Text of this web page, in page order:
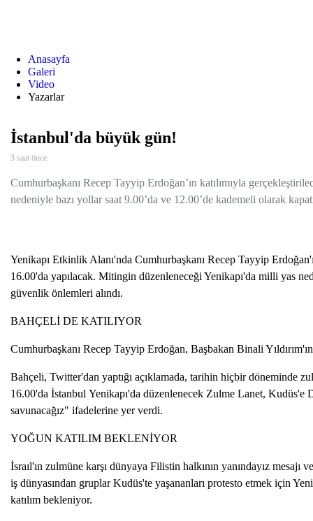
Anasayfa
Galeri
Video
Yazarlar
İstanbul'da büyük gün!
3 saat önce
Cumhurbaşkanı Recep Tayyip Erdoğan’ın katılımıyla
nedeniyle bazı yollar saat 9.00’da ve 12.00’de kademeli olarak
Yenikapı Etkinlik Alanı'nda Cumhurbaşkanı Recep Tayyip
16.00'da yapılacak. Mitingin düzenleneceği Yenikapı'da milli yas
güvenlik önlemleri alındı.
BAHÇELİ DE KATILIYOR
Cumhurbaşkanı Recep Tayyip Erdoğan, Başbakan Binali
Bahçeli, Twitter'dan yaptığı açıklamada, tarihin hiçbir döneminde
16.00'da İstanbul Yenikapı'da düzenlenecek Zulme Lanet,
savunacağız" ifadelerine yer verdi.
YOĞUN KATILIM BEKLENİYOR
İsraıl'ın zulmüne karşı dünyaya Filistin halkının yanındayız
iş dünyasından gruplar Kudüs'te yaşananları protesto etmek için
katılım bekleniyor.